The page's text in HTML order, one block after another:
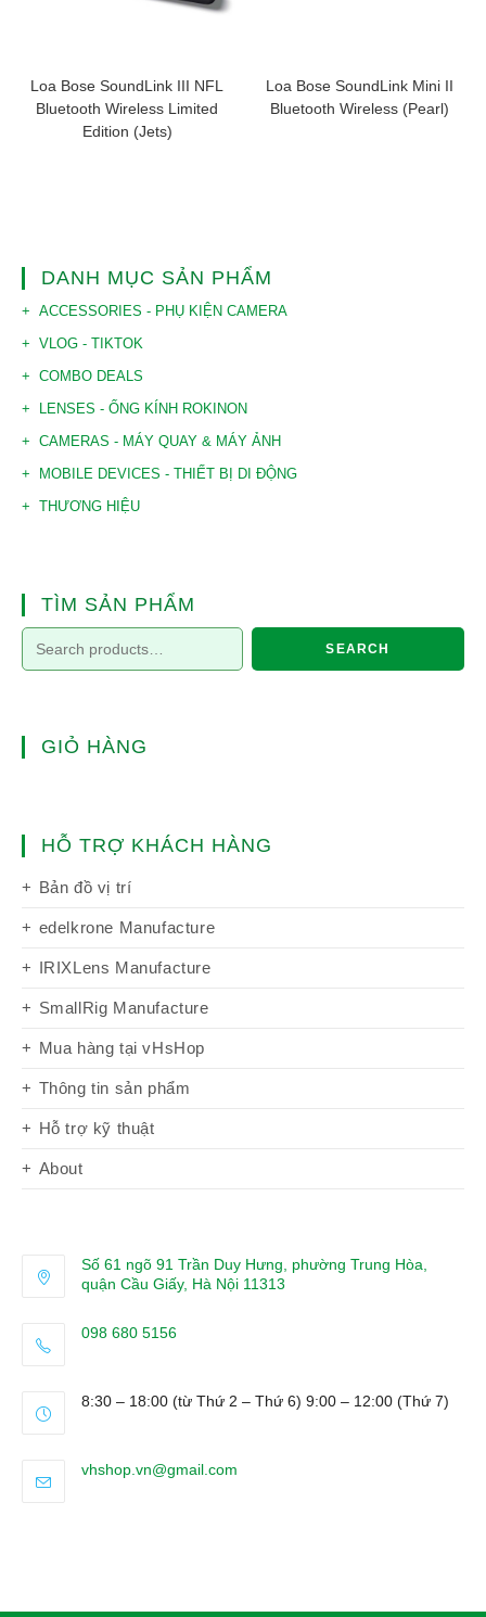
Loa Bose SoundLink III NFL
Bluetooth Wireless Limited
Edition (Jets)
Loa Bose SoundLink Mini II
Bluetooth Wireless (Pearl)
DANH MỤC SẢN PHẨM
ACCESSORIES - PHỤ KIỆN CAMERA
VLOG - TIKTOK
COMBO DEALS
LENSES - ỐNG KÍNH ROKINON
CAMERAS - MÁY QUAY & MÁY ẢNH
MOBILE DEVICES - THIẾT BỊ DI ĐỘNG
THƯƠNG HIỆU
TÌM SẢN PHẨM
SEARCH
GIỎ HÀNG
HỖ TRỢ KHÁCH HÀNG
Bản đồ vị trí
edelkrone Manufacture
IRIXLens Manufacture
SmallRig Manufacture
Mua hàng tại vHsHop
Thông tin sản phẩm
Hỗ trợ kỹ thuật
About
Số 61 ngõ 91 Trần Duy Hưng, phường Trung Hòa,
quận Cầu Giấy, Hà Nội 11313
098 680 5156
your
8:30 – 18:00 (từ Thứ 2 – Thứ 6) 9:00 – 12:00 (Thứ 7)
vhshop.vn@gmail.com